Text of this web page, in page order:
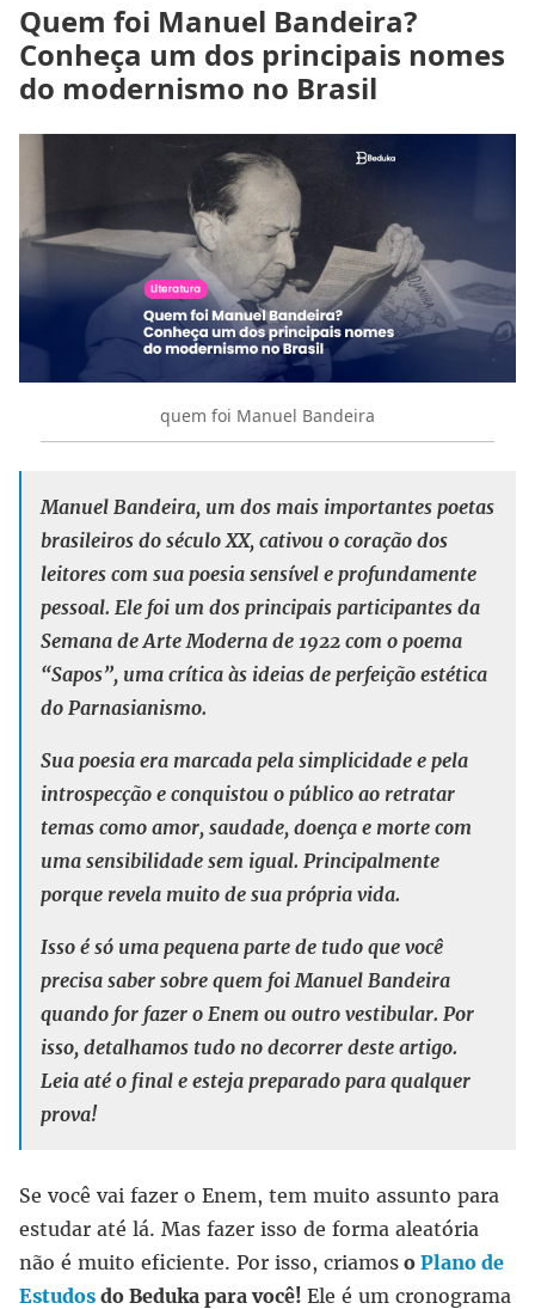
Quem foi Manuel Bandeira?
Conheça um dos principais nomes
do modernismo no Brasil
quem foi Manuel Bandeira
Manuel Bandeira, um dos mais importantes poetas
brasileiros do século XX, cativou o coração dos
leitores com sua poesia sensível e profundamente
pessoal. Ele foi um dos principais participantes da
Semana de Arte Moderna de 1922 com o poema
“Sapos”, uma crítica às ideias de perfeição estética
do Parnasianismo.
Sua poesia era marcada pela simplicidade e pela
introspecção e conquistou o público ao retratar
temas como amor, saudade, doença e morte com
uma sensibilidade sem igual. Principalmente
porque revela muito de sua própria vida.
Isso é só uma pequena parte de tudo que você
precisa saber sobre quem foi Manuel Bandeira
quando for fazer o Enem ou outro vestibular. Por
isso, detalhamos tudo no decorrer deste artigo.
Leia até o final e esteja preparado para qualquer
prova!
Se você vai fazer o Enem, tem muito assunto para
estudar até lá. Mas fazer isso de forma aleatória
não é muito eficiente. Por isso, criamos o Plano de
Estudos do Beduka para você! Ele é um cronograma